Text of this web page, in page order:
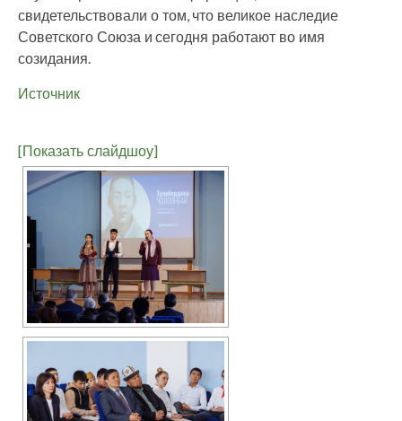
свидетельствовали о том, что великое наследие
Советского Союза и сегодня работают во имя
созидания.
Источник
[Показать слайдшоу]